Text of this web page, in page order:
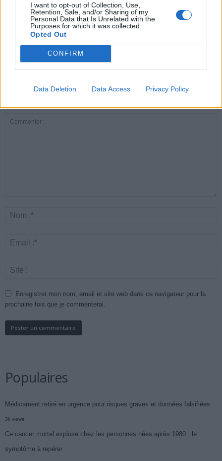
I want to opt-out of Collection, Use,
Retention, Sale, and/or Sharing of my
Personal Data that Is Unrelated with the
Purposes for which it was collected.
Opted Out
CONFIRM
Data Deletion Data Access Privacy Policy
Canicule : les conseils
essentiels des
cardiologues pour
attention à la pénurie de
lunettes de sécurité
révolutionnaire pour
Enregistrer mon nom, email et site web dans ce navigateur pour la
prochaine fois que je commenterai.
Populaires
Médicament retiré en urgence pour risques graves et données falsifiées
3k views
Ce cancer mortel explose chez les personnes nées après 1980 : le
symptôme à repérer